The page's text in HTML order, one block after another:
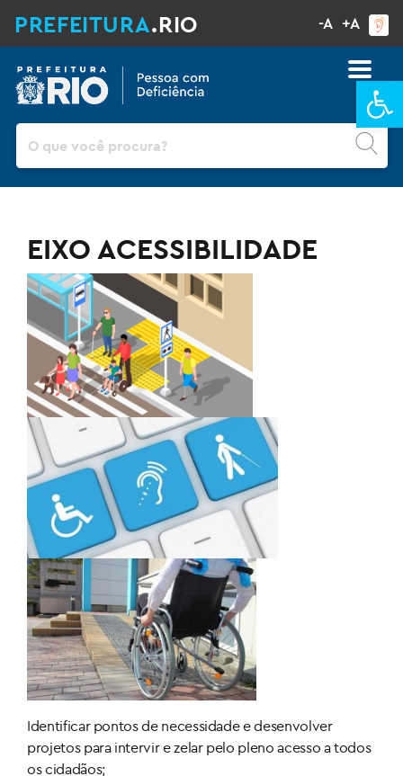
PREFEITURA.RIO -A +A
Pesquisar
EIXO ACESSIBILIDADE
Identificar pontos de necessidade e desenvolver
projetos para intervir e zelar pelo pleno acesso a todos
os cidadãos;